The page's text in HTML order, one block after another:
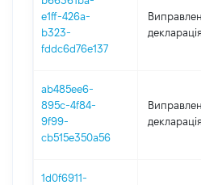
e1ff-426a-
b323-
fddc6d76e137
декларація
ab485ee6-
895c-4f84-
9f99-
cb515e350a56
декларація
1d0f6911-